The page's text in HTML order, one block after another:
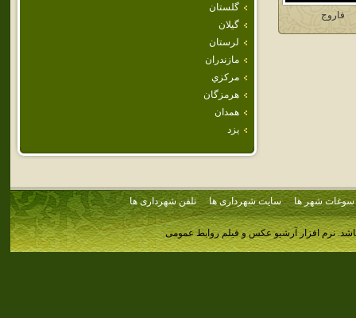
گلستان
گيلان
لرستان
مازندران
مركزي
هرمزگان
همدان
يزد
فاروج
سوغات شهر ها سایت شهرداری ها تلفن شهرداری ها
نرم افزار آرشیو عکس و فیلم روابط عمومی